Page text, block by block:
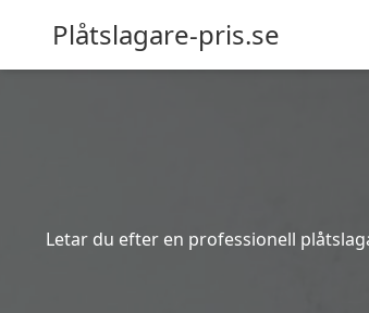
Plåtslagare-pris.se
Letar du efter en professionell